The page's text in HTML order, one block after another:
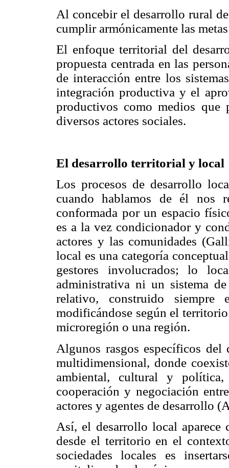
Al concebir el desarrollo rural
cumplir armónicamente las
El enfoque territorial del
propuesta centrada en las
de interacción entre los
integración productiva y el
productivos como medios
diversos actores sociales.
El desarrollo territorial y local
Los procesos de desarrollo
cuando hablamos de él nos
conformada por un espacio
es a la vez condicionador y
actores y las comunidades
local es una categoría
gestores involucrados; lo
administrativa ni un sistema
relativo, construido
modificándose según el
microregión o una región.
Algunos rasgos específicos
multidimensional, donde
ambiental, cultural y
cooperación y negociación
actores y agentes de desarrollo
Así, el desarrollo local
desde el territorio en el
sociedades locales es